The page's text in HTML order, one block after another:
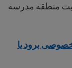
منطقه مدرسه
برود یا